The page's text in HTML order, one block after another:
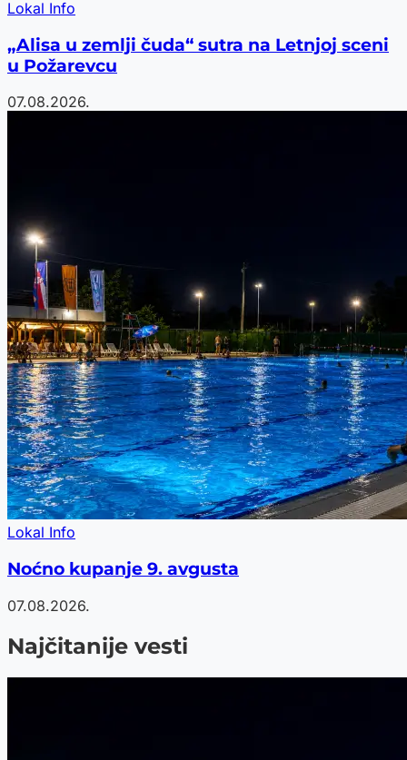
Lokal Info
„Alisa u zemlji čuda“ sutra na Letnjoj sceni
u Požarevcu
07.08.2026.
Lokal Info
Noćno kupanje 9. avgusta
07.08.2026.
Najčitanije vesti